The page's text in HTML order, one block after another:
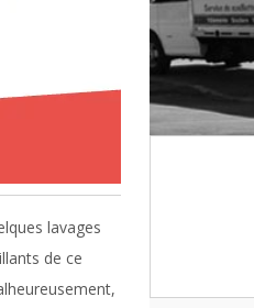
lavages
de ce